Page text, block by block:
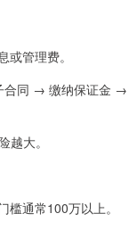
管理费。
合同 → 缴纳保证金 →
大。
通常100万以上。